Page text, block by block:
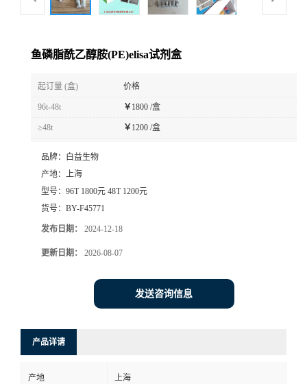
鱼磷脂酰乙醇胺(PE)elisa试剂盒
起订量 (盒) 价格
96t-48t ￥ 1800 /盒
≥48t ￥ 1200 /盒
品牌：
白益生物
产地： 上海
型号： 96T 1800元 48T 1200元
货号： BY-F45771
发布日期： 2024-12-18
更新日期： 2026-08-07
发送咨询信息
产品详请
产地 上海